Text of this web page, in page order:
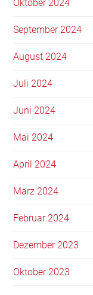
Oktober 2024
September 2024
August 2024
Juli 2024
Juni 2024
Mai 2024
April 2024
März 2024
Februar 2024
Dezember 2023
Oktober 2023